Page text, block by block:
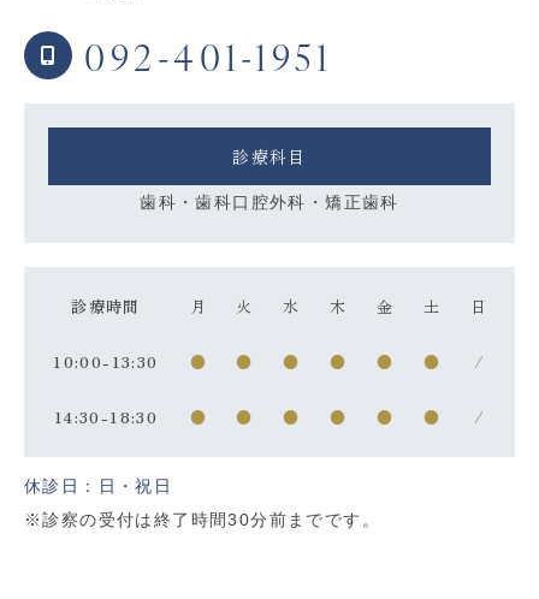
092-401-1951
診療科目
歯科・歯科口腔外科・矯正歯科
診療時間 月 火 水 木 金 土 日
10:00-13:30 ● ● ● ● ● ● /
14:30-18:30 ● ● ● ● ● ● /
休診日：日・祝日
※診察の受付は終了時間30分前までです。